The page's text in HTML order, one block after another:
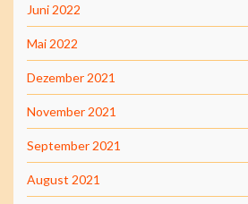
Juni 2022
Mai 2022
Dezember 2021
November 2021
September 2021
August 2021